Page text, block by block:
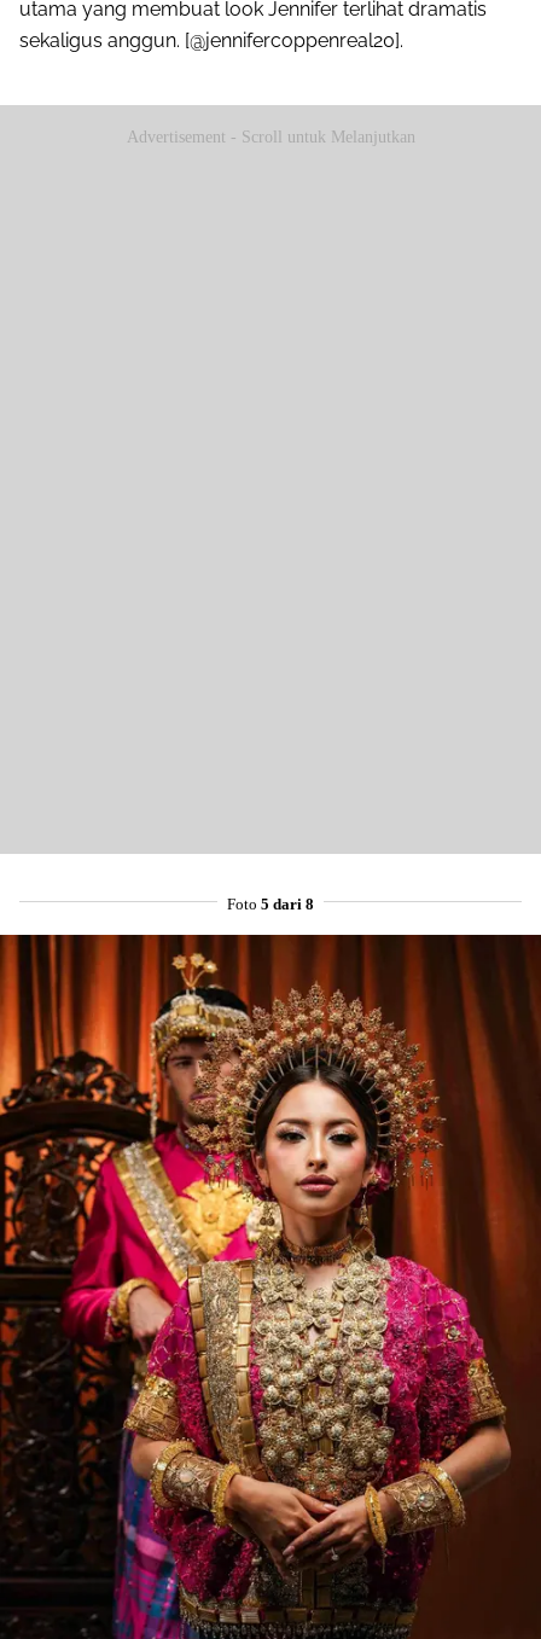
utama yang membuat look Jennifer terlihat dramatis
sekaligus anggun. [@jennifercoppenreal20].
Advertisement - Scroll untuk Melanjutkan
Foto 5 dari 8